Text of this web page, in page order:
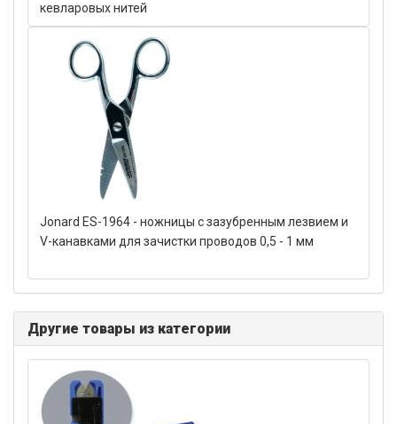
кевларовых нитей
Jonard ES-1964 - ножницы с зазубренным лезвием и
V-канавками для зачистки проводов 0,5 - 1 мм
Другие товары из категории